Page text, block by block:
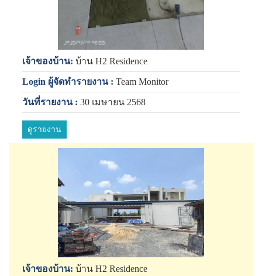
เจ้าของบ้าน: บ้าน H2 Residence
Login ผู้จัดทำรายงาน : Team Monitor
วันที่รายงาน : 30 เมษายน 2568
ดูรายงาน
เจ้าของบ้าน: บ้าน H2 Residence